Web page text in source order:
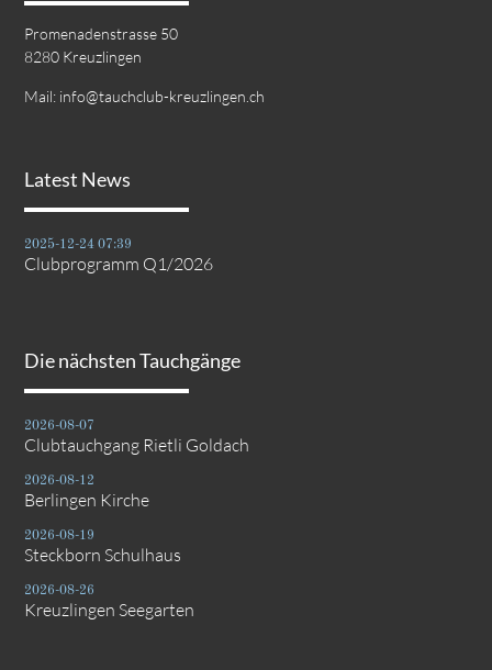
Promenadenstrasse 50
8280 Kreuzlingen
Mail: info@tauchclub-kreuzlingen.ch
Latest News
2025-12-24 07:39
Clubprogramm Q1/2026
Die nächsten Tauchgänge
2026-08-07
Clubtauchgang Rietli Goldach
2026-08-12
Berlingen Kirche
2026-08-19
Steckborn Schulhaus
2026-08-26
Kreuzlingen Seegarten